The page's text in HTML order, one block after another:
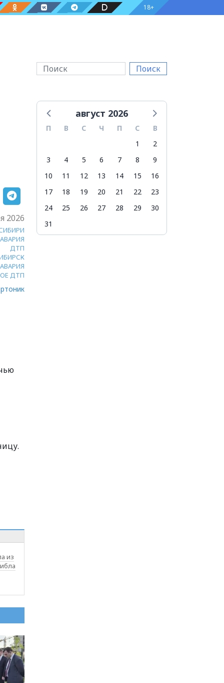
18+
Поиск
2026
АВАРИЯ
ДТП
ДТП
из
август 2026
П В С Ч П С
В
1
2
3
4 5 6 7 8
9
10
11 12 13 14 15
16
17
18 19 20 21 22
23
24
25 26 27 28 29
30
31